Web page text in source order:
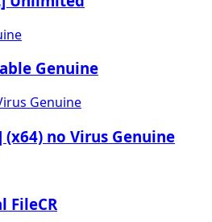
Genuine
no Virus Genuine
FileCR